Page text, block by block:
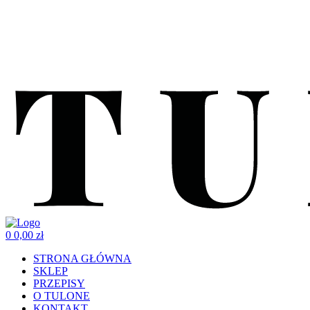
0 0,00 zł
STRONA GŁÓWNA
SKLEP
PRZEPISY
O TULONE